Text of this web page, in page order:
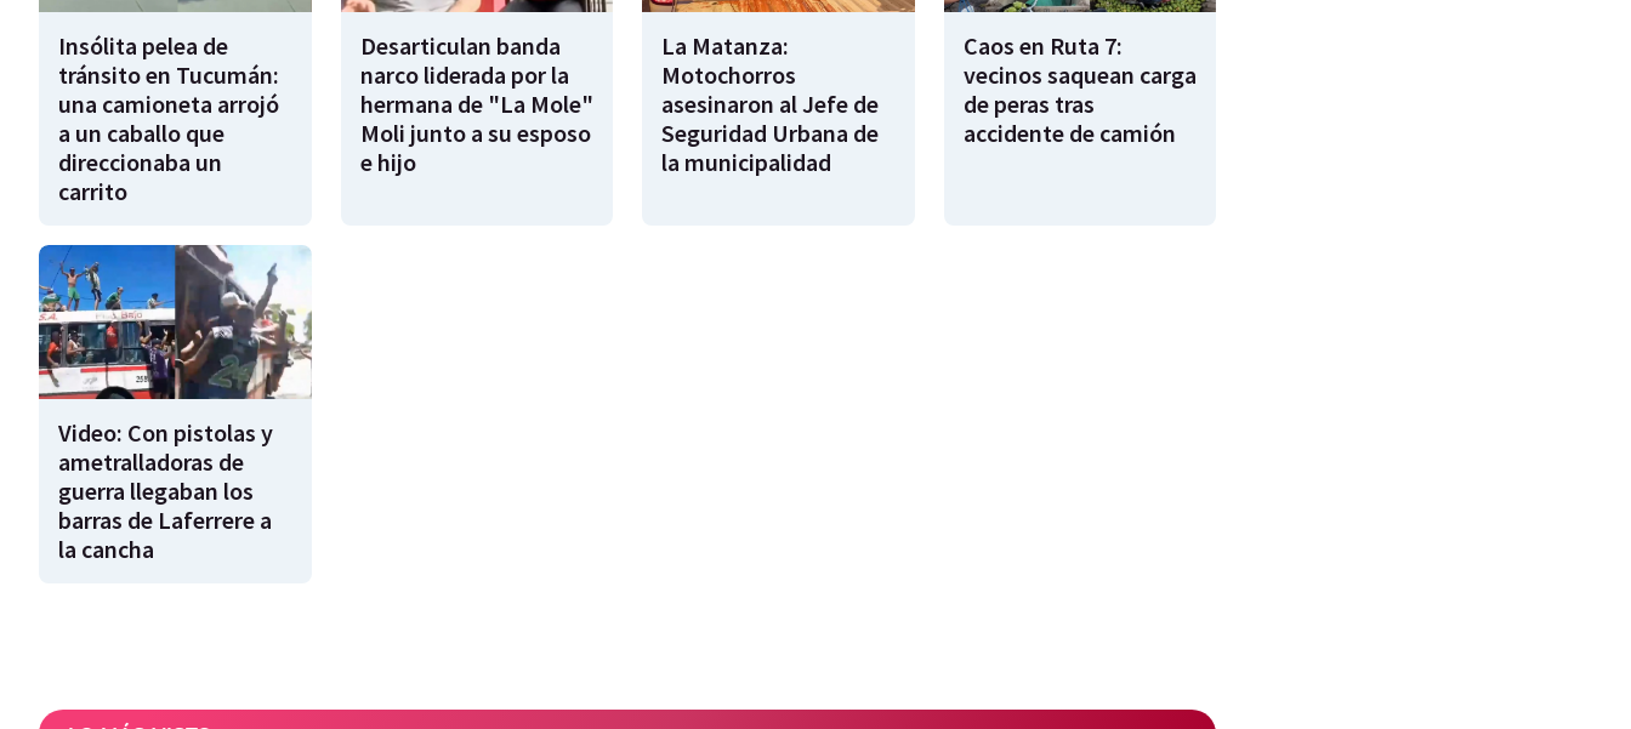
Insólita pelea de
tránsito en Tucumán:
una camioneta arrojó
a un caballo que
direccionaba un
carrito
Desarticulan banda
narco liderada por la
hermana de "La Mole"
Moli junto a su esposo
e hijo
La Matanza:
Motochorros
asesinaron al Jefe de
Seguridad Urbana de
la municipalidad
Caos en Ruta 7:
vecinos saquean carga
de peras tras
accidente de camión
Video: Con pistolas y
ametralladoras de
guerra llegaban los
barras de Laferrere a
la cancha